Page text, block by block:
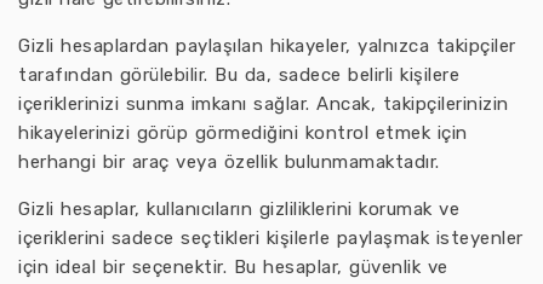
Gizli hesaplardan paylaşılan hikayeler, yalnızca takipçiler
tarafından görülebilir. Bu da, sadece belirli kişilere
içeriklerinizi sunma imkanı sağlar. Ancak, takipçilerinizin
hikayelerinizi görüp görmediğini kontrol etmek için
herhangi bir araç veya özellik bulunmamaktadır.
Gizli hesaplar, kullanıcıların gizliliklerini korumak ve
içeriklerini sadece seçtikleri kişilerle paylaşmak isteyenler
için ideal bir seçenektir. Bu hesaplar, güvenlik ve